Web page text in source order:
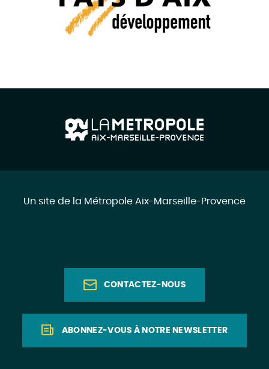
Un site de la Métropole Aix-Marseille-Provence
CONTACTEZ-NOUS
ABONNEZ-VOUS À NOTRE NEWSLETTER